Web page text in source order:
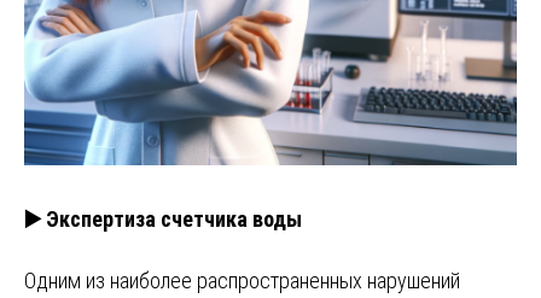
▶️ Экспертиза счетчика воды
Одним из наиболее распространенных нарушений